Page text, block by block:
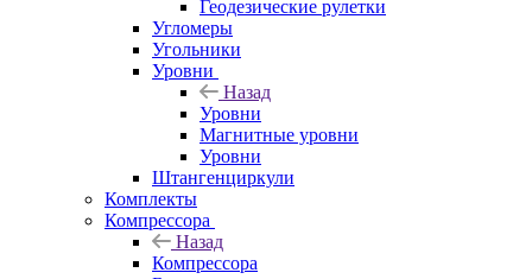
Геодезические рулетки
Угломеры
Угольники
Уровни
Назад
Уровни
Магнитные уровни
Уровни
Штангенциркули
Комплекты
Компрессора
Назад
Компрессора